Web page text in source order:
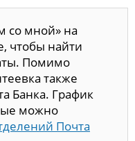
со мной» на
чтобы найти
Помимо
также
Банка. График
можно
Почта